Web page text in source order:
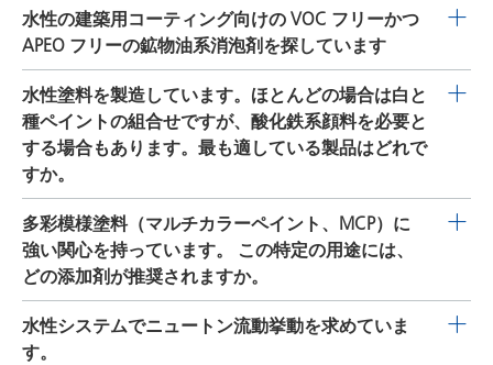
2096は相溶性が広く、他の多くの湿潤分散製品と併用す
ることが可能です。
たは組み合せて使用可能です。 顔料に対する納入形態で
の添加量： 無機顔料：3～5％ 二酸化チタン：0.8～1.5％
有機顔料：5～8％ カーボンブラック：8～10％
BYK-1641 は、ポリアミド粒子と高分岐ポリマーから調
合されており、水系の消泡剤として広く使用されていま
す。本添加剤は、特に PVC 範囲が 30-85 のエマルション
塗料およびプラスターの製造と塗布に推奨されます。
BYK-1641 は鉱物油フリーで、特に VOC フリーのシステ
ムに適しています。本製品は pH 3～12 の範囲で使用可
能です。また、BYK-1641 は製造工程の後でも添加可能
で、非常に良好な相溶性と優れた自発的な消泡効果を示
します。
水性の建築用コーティング向けの VOC フリーかつ
APEO フリーの鉱物油系消泡剤を探しています
BYK-1630は、水性の建築用コーティングのための VOC
フリーおよび APEO フリーの鉱物油系消泡剤です。 本添
加剤は、特に PVC 範囲が 30-85 のエマルション塗料およ
びプラスターの製造と塗布に推奨されます。
は少量のコーティング適合シリコンを含有しており、
APEO フリーで貯蔵安定性に優れ、製品自体の分離は起
きません。 弊社の方針として、全調合に対して 0.1～
0.5％の添加剤（納入形態）を推奨します。 確実に消泡
剤をよく分布させてクレーター形成を防ぐため、導入仲
は十分高いせん断力を加えなければなりません。
水性塗料を製造しています。ほとんどの場合は白と
種ペイントの組合せですが、酸化鉄系顔料を必要と
する場合もあります。最も適している製品はどれで
すか。
DISPERBYK-199は、ミルベース粘度を大幅に低下させ、
顔料の優れた濡れも得られます。汎用の種ペイントでも
白ベースの色受容性は非常に良好です。本製品は酸化鉄
系顔料に使用可能であり、各種の透明酸化鉄にも使用で
きます。
多彩模様塗料（マルチカラーペイント、MCP）に
強い関心を持っています。 この特定の用途には、
どの添加剤が推奨されますか。
この技術には LAPONITE グレードが強く推奨されます。
この用途では、特に
水性システムでニュートン流動挙動を求めていま
す。